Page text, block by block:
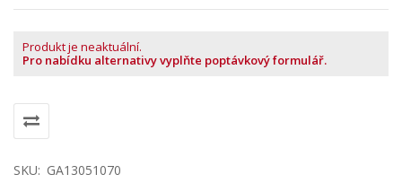
Produkt je neaktuální.
Pro nabídku alternativy vyplňte poptávkový formulář.
SKU: GA13051070